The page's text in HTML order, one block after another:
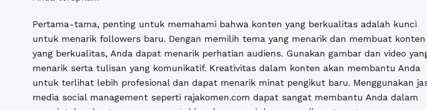
Pertama-tama, penting untuk memahami bahwa konten yang berkualitas adalah kunci
untuk menarik followers baru. Dengan memilih tema yang menarik dan membuat konten
yang berkualitas, Anda dapat menarik perhatian audiens. Gunakan gambar dan video
menarik serta tulisan yang komunikatif. Kreativitas dalam konten akan membantu Anda
untuk terlihat lebih profesional dan dapat menarik minat pengikut baru. Menggunakan
media social management seperti rajakomen.com dapat sangat membantu Anda dalam